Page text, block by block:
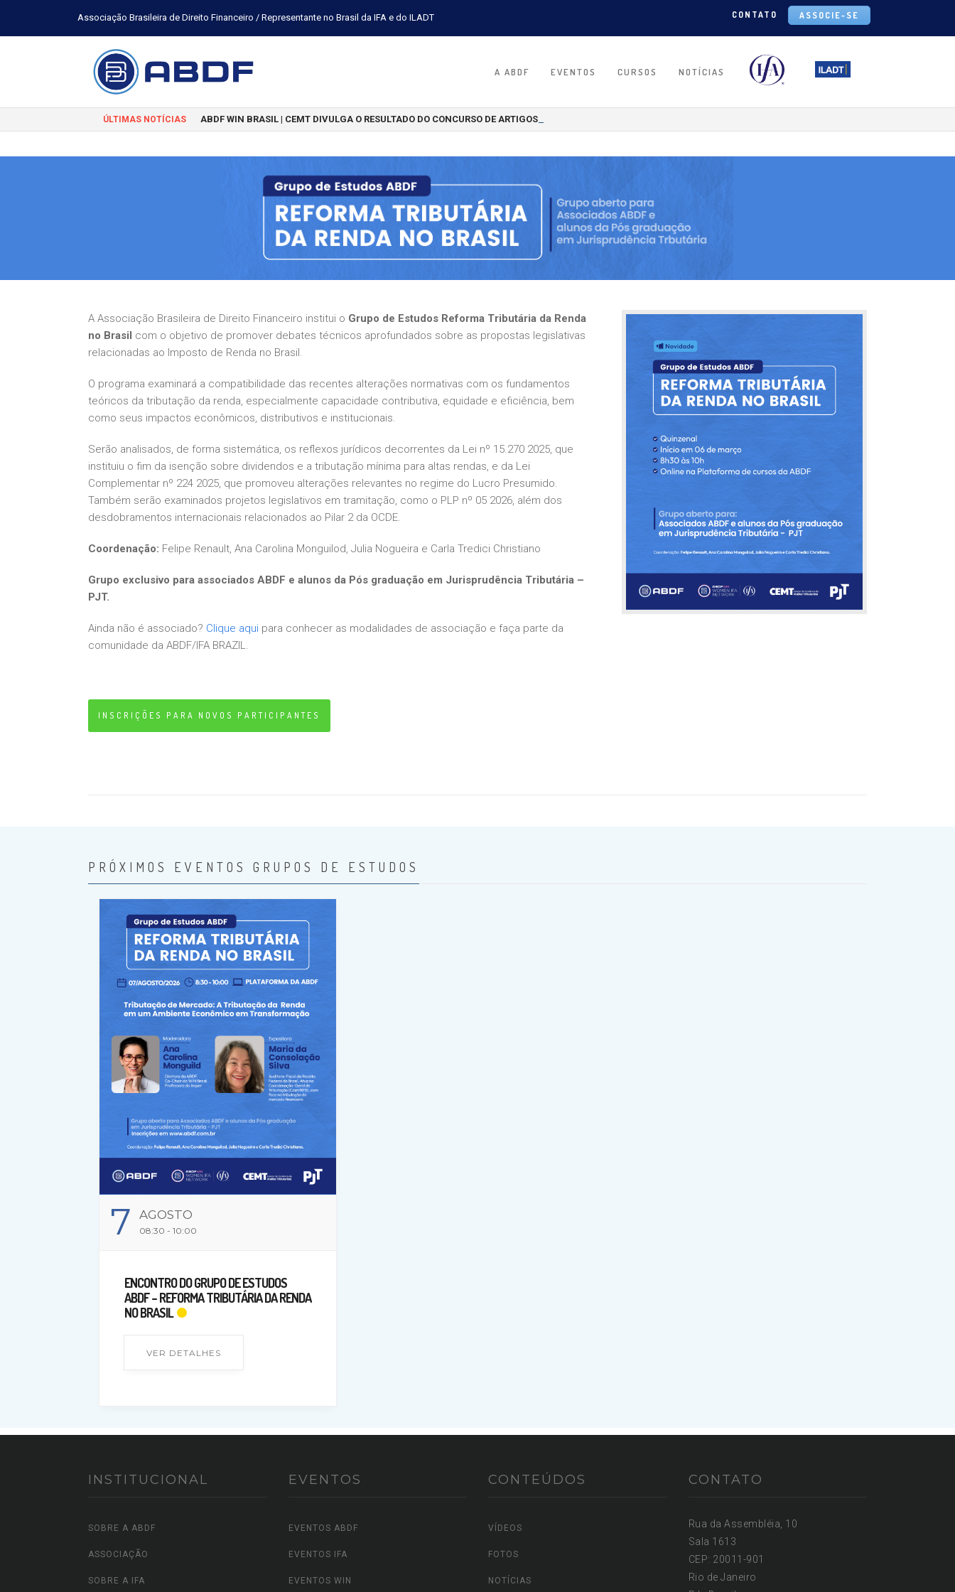
Associação Brasileira de Direito Financeiro / Representante no Brasil da IFA e do ILADT CONTATO ASSOCIE-SE
A ABDF EVENTOS CURSOS NOTÍCIAS
ÚLTIMAS NOTÍCIAS ABDF WIN BRASIL | CEMT DIVULGA O RESULTADO DO CONCURSO DE ARTIGOS CIENTÍFICOS 2026
A Associação Brasileira de Direito Financeiro institui o Grupo de Estudos Reforma Tributária da Renda
no Brasil com o objetivo de promover debates técnicos aprofundados sobre as propostas legislativas
relacionadas ao Imposto de Renda no Brasil.
O programa examinará a compatibilidade das recentes alterações normativas com os fundamentos
teóricos da tributação da renda, especialmente capacidade contributiva, equidade e eficiência, bem
como seus impactos econômicos, distributivos e institucionais.
Serão analisados, de forma sistemática, os reflexos jurídicos decorrentes da Lei nº 15.270 2025, que
instituiu o fim da isenção sobre dividendos e a tributação mínima para altas rendas, e da Lei
Complementar nº 224 2025, que promoveu alterações relevantes no regime do Lucro Presumido.
Também serão examinados projetos legislativos em tramitação, como o PLP nº 05 2026, além dos
desdobramentos internacionais relacionados ao Pilar 2 da OCDE.
Coordenação: Felipe Renault, Ana Carolina Monguilod, Julia Nogueira e Carla Tredici Christiano
Grupo exclusivo para associados ABDF e alunos da Pós graduação em Jurisprudência Tributária –
PJT.
Ainda não é associado? Clique aqui para conhecer as modalidades de associação e faça parte da
comunidade da ABDF/IFA BRAZIL.
INSCRIÇÕES PARA NOVOS PARTICIPANTES
PRÓXIMOS EVENTOS GRUPOS DE ESTUDOS
7 AGOSTO
08:30 - 10:00
ENCONTRO DO GRUPO DE ESTUDOS
ABDF – REFORMA TRIBUTÁRIA DA RENDA
NO BRASIL
VER DETALHES
INSTITUCIONAL
SOBRE A ABDF
ASSOCIAÇÃO
SOBRE A IFA
EVENTOS
EVENTOS ABDF
EVENTOS IFA
EVENTOS WIN
CONTEÚDOS
VÍDEOS
FOTOS
NOTÍCIAS
CONTATO
Rua da Assembléia, 10
Sala 1613
CEP: 20011-901
Rio de Janeiro